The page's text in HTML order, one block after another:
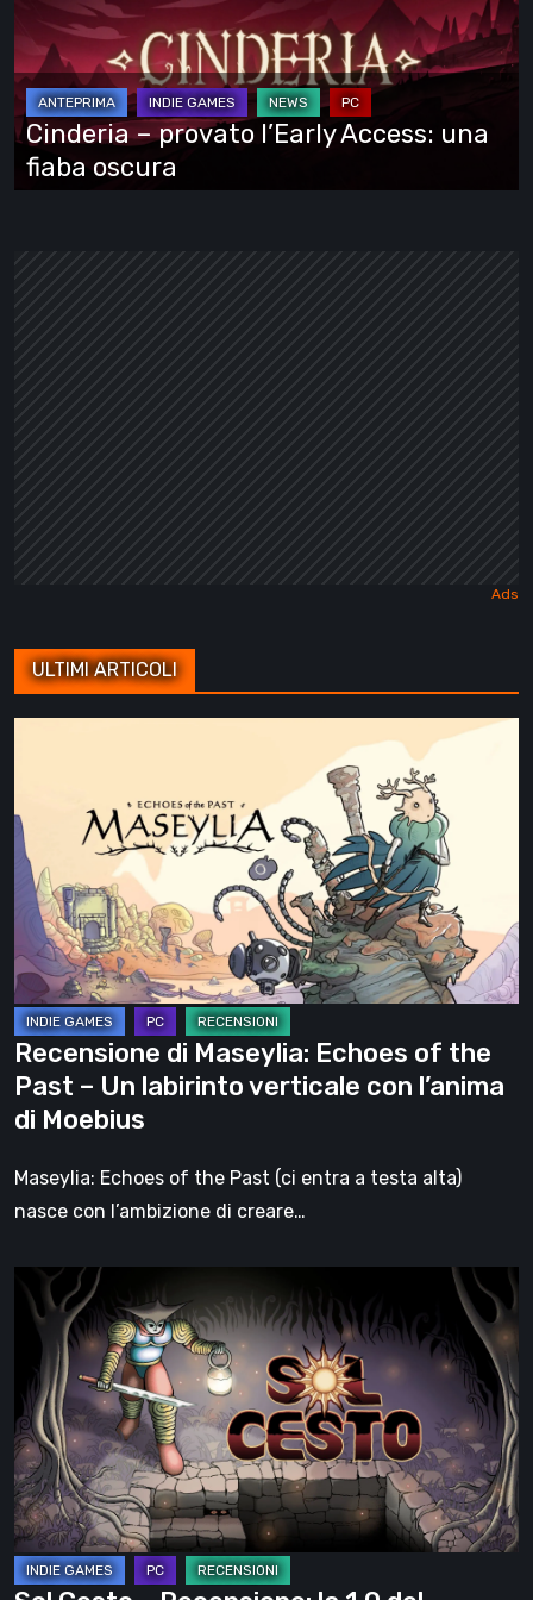
l’Early
Access:
una
fiaba
oscura
Cinderia – provato l’Early Access: una
fiaba oscura
ULTIMI ARTICOLI
Echoes
of
the
Past
–
Un
labirinto
verticale
con
l’anima
di
Recensione di Maseylia: Echoes of the
Past – Un labirinto verticale con l’anima
di Moebius
Maseylia: Echoes of the Past (ci entra a testa alta)
nasce con l’ambizione di creare…
Cesto
Recensione:
la
1.0
del
roguelite
di
Tambouille